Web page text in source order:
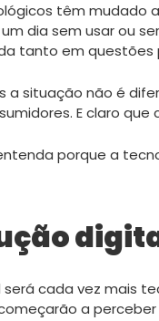
têm mudado
dia sem usar ou
tanto em questões
a situação não é
E claro
porque a
será cada vez mais
a perceber